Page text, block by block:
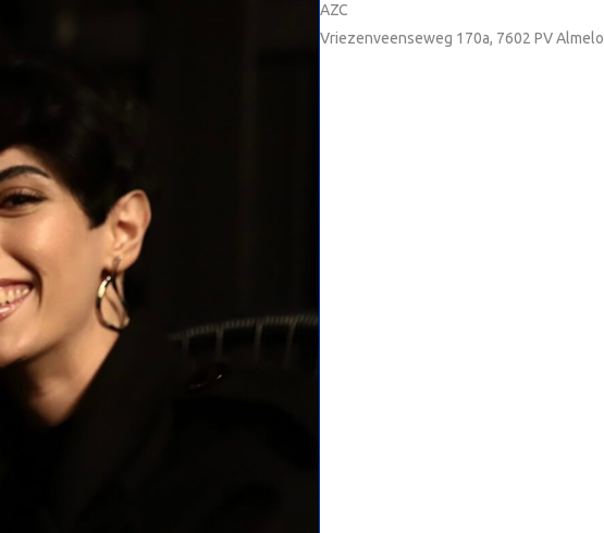
AZC
Vriezenveenseweg 170a, 7602 PV Almelo